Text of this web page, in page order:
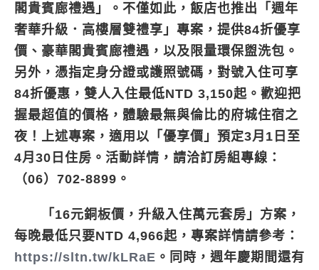
閣貴賓廊禮遇」。不僅如此，飯店也推出「週年
奢華升級．高樓層雙禮享」專案，提供84折優享
價、豪華閣貴賓廊禮遇，以及限量環保盥洗包。
另外，憑指定身分證或護照號碼，對號入住可享
84折優惠，雙人入住最低NTD 3,150起。歡迎把
握最超值的價格，體驗最無與倫比的府城住宿之
夜！上述專案，適用以「優享價」預定3月1日至
4月30日住房。活動詳情，請洽訂房組專線：
（06）702-8899。
「16元銅板價，升級入住萬元套房」方案，
每晚最低只要NTD 4,966起，專案詳情請參考：
https://sltn.tw/kLRaE 。同時，週年慶期間還有